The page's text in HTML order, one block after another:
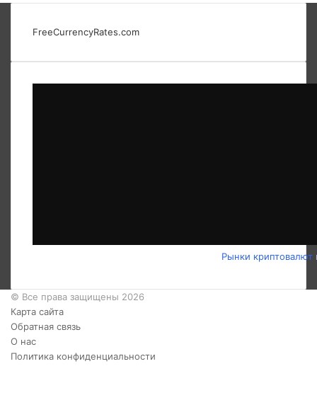
FreeCurrencyRates.com
Рынки криптовалют
© Все права защищены 2026
Карта сайта
Обратная связь
О нас
Политика конфиденциальности